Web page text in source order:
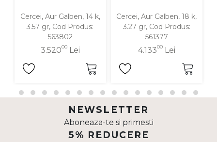
Cercei, Aur Galben, 14 k,
3.57 gr, Cod Produs:
563802
3.52000Lei
Cercei, Aur Galben, 18 k,
3.27 gr, Cod Produs:
561377
4.13300Lei
NEWSLETTER
Aboneaza-te si primesti
5% REDUCERE